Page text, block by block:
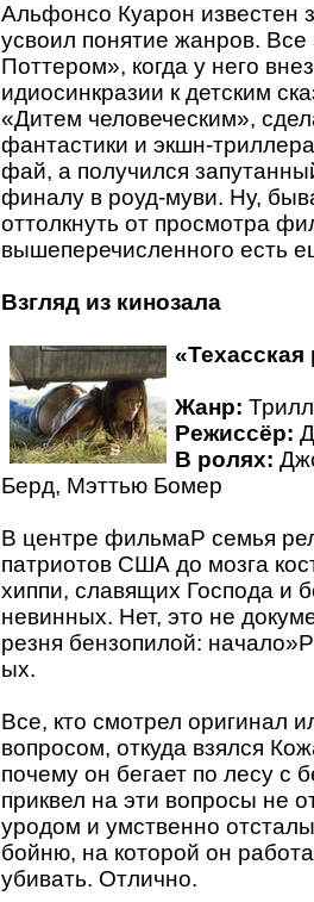
Альфонсо Куарон известен
усвоил понятие жанров.
Поттером», когда у него
идиосинкразии к детским
«Дитем человеческим»,
фантастики и экшн-
фай, а получился
финалу в роуд-муви. Ну,
оттолкнуть от просмотра
вышеперечисленного есть
Взгляд из кинозала
«Техасская
Жанр:
Режиссёр:
В ролях:
Берд, Мэттью Бомер
В центре фильмаP семья
патриотов США до мозга
хиппи, славящих Господа и
невинных. Нет, это не
резня бензопилой:
ых.
Все, кто смотрел оригинал
вопросом, откуда взялся
почему он бегает по лесу с
приквел на эти вопросы не
уродом и умственно
бойню, на которой он
убивать. Отлично.